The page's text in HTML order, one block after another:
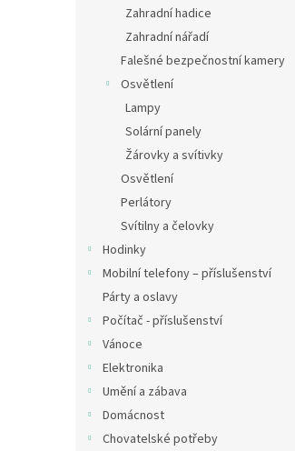
Zahradní hadice
Zahradní nářadí
Falešné bezpečnostní kamery
Osvětlení
Lampy
Solární panely
Žárovky a svítivky
Osvětlení
Perlátory
Svítilny a čelovky
Hodinky
Mobilní telefony – příslušenství
Párty a oslavy
Počítač - příslušenství
Vánoce
Elektronika
Umění a zábava
Domácnost
Chovatelské potřeby